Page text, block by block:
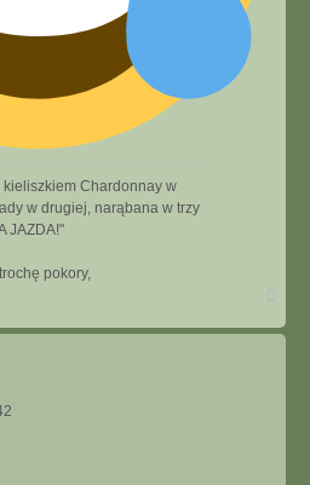
Chardonnay w
w drugiej, narąbana w trzy
JAZDA!"
pokory,
górę